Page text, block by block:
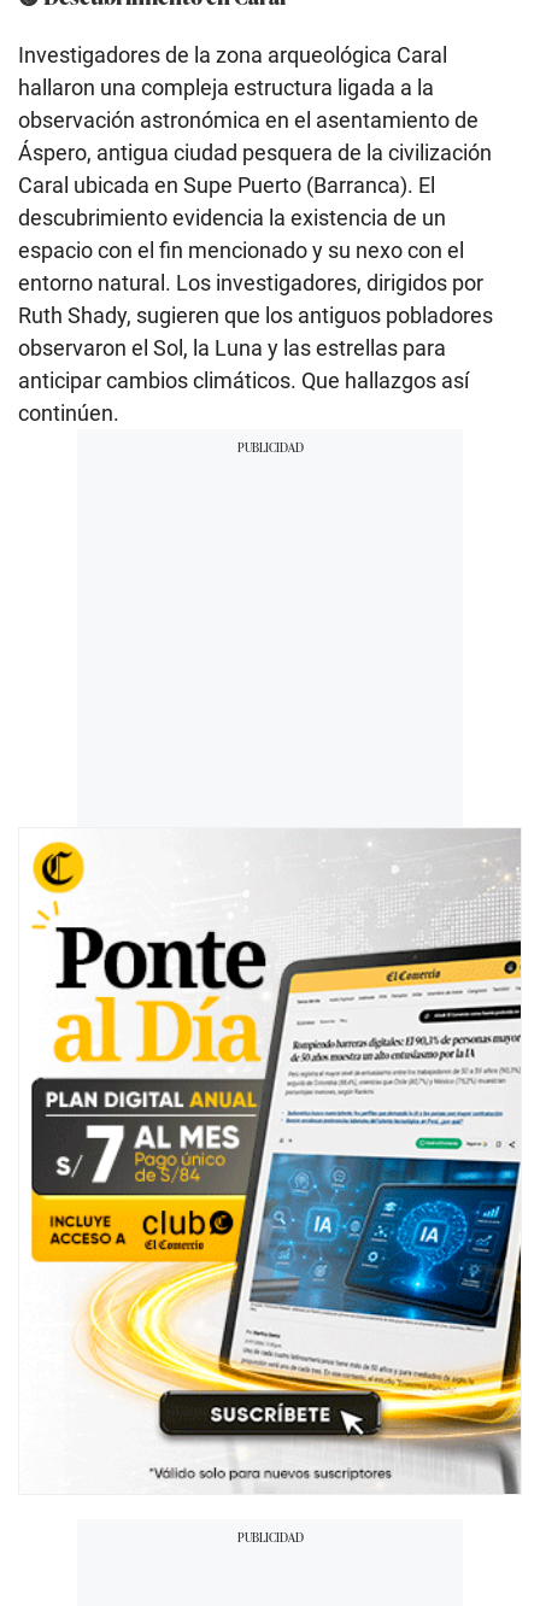
Investigadores de la zona arqueológica Caral
hallaron una compleja estructura ligada a la
observación astronómica en el asentamiento de
Áspero, antigua ciudad pesquera de la civilización
Caral ubicada en Supe Puerto (Barranca). El
descubrimiento evidencia la existencia de un
espacio con el fin mencionado y su nexo con el
entorno natural. Los investigadores, dirigidos por
Ruth Shady, sugieren que los antiguos pobladores
observaron el Sol, la Luna y las estrellas para
anticipar cambios climáticos. Que hallazgos así
continúen.